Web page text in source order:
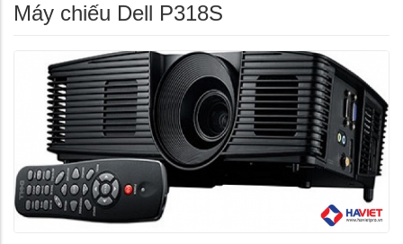
Máy chiếu Dell P318S